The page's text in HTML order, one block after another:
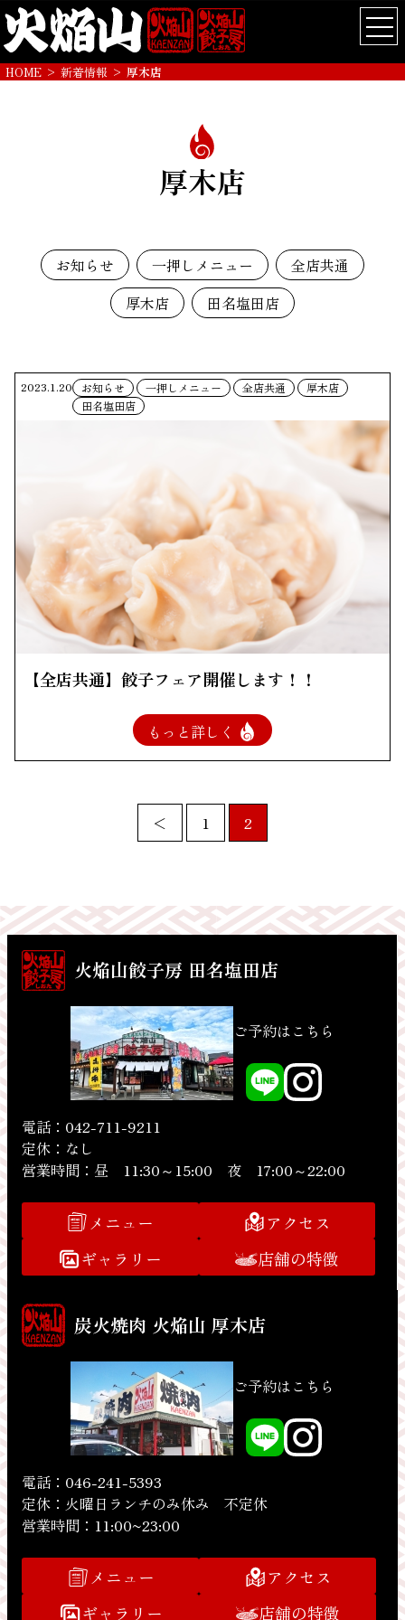
HOME >新着情報 > 厚木店
厚木店
お知らせ 一押しメニュー
全店共通
厚木店
田名塩田店
2023.1.20 お知らせ 一押しメニュー 全店共通
厚木店
田名塩田店
【全店共通】餃子フェア開催します！！
もっと詳しく
ペ
ー
ジ
送
り
＜ 1 2
火焔山餃子房 田名塩田店
ご予約はこちら
電話：042-711-9211
定休：なし
営業時間：昼 11:30～15:00 夜 17:00～22:00
メニュー
アクセス
ギャラリー
店舗の特徴
炭火焼肉 火焔山 厚木店
ご予約はこちら
電話：046-241-5393
定休：火曜日ランチのみ休み 不定休
営業時間：11:00~23:00
メニュー
アクセス
ギャラリー
店舗の特徴